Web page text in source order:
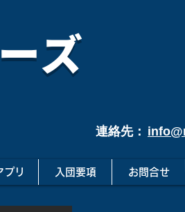
ズ
連絡先：
プリ 入団要項 お問合せ